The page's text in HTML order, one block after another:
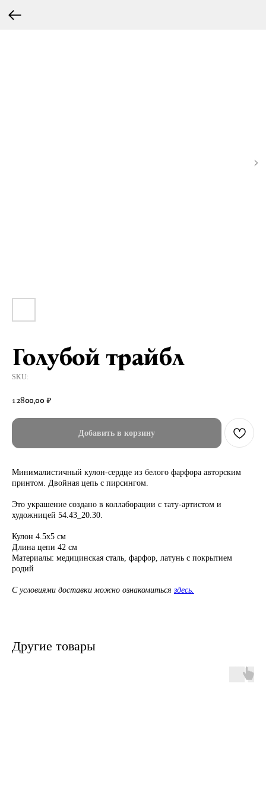
Голубой трайбл
SKU:
12800,00 ₽
Добавить в корзину
Минималистичный кулон-сердце из белого фарфора авторским
принтом. Двойная цепь с пирсингом.
Это украшение создано в коллаборации с тату-артистом и
художницей 54.43_20.30.
Кулон 4.5х5 см
Длина цепи 42 см
Материалы: медицинская сталь, фарфор, латунь с покрытием
родий
С условиями доставки можно ознакомиться здесь.
Другие товары